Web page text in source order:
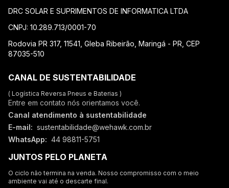
DRC SOLAR E SUPRIMENTOS DE INFORMATICA LTDA
CNPJ: 10.289.713/0001-70
Rodovia PR 317, 11541, Gleba Ribeirão, Maringá - PR, CEP
87035-510
CANAL DE SUSTENTABILIDADE
( Logística Reversa Pneus e Baterias )
Entre em contato nós orientamos você.
Canal atendimento à sustentabilidade
E-mail: sustentabilidade@wehawk.com.br
WhatsApp: 44 98811-5751
JUNTOS PELO PLANETA
O ciclo não termina na venda. Nosso compromisso com o meio
ambiente vai até o descarte final.